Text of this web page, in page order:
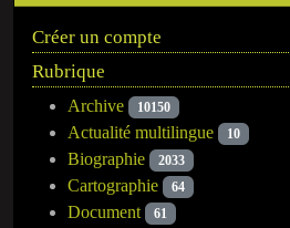
Créer un compte
Rubrique
Archive 10150
Actualité multilingue 10
Biographie 2033
Cartographie 64
Document 61